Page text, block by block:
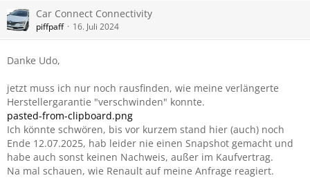
Car Connect Connectivity
piffpaff 16. Juli 2024
Danke Udo,
jetzt muss ich nur noch rausfinden, wie meine verlängerte
Herstellergarantie "verschwinden" konnte.
pasted-from-clipboard.png
Ich könnte schwören, bis vor kurzem stand hier (auch) noch
Ende 12.07.2025, hab leider nie einen Snapshot gemacht und
habe auch sonst keinen Nachweis, außer im Kaufvertrag.
Na mal schauen, wie Renault auf meine Anfrage reagiert.